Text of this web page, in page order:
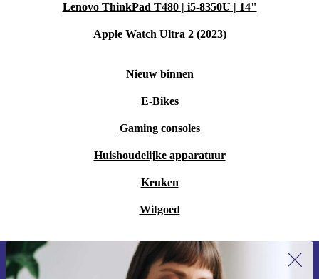
Lenovo ThinkPad T480 | i5-8350U | 14"
Apple Watch Ultra 2 (2023)
Nieuw binnen
E-Bikes
Gaming consoles
Huishoudelijke apparatuur
Keuken
Witgoed
Meld je aan voor onze nieuwsbrief en